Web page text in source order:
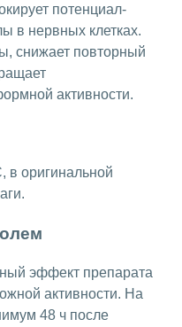
потенциал-
в нервных клетках.
снижает повторный
активности.
в оригинальной
эффект препарата
активности. На
48 ч после